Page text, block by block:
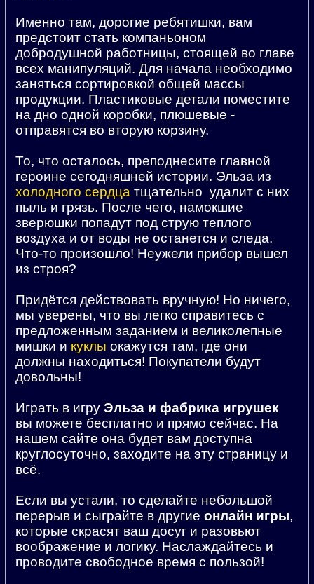
Именно там, дорогие ребятишки, вам
предстоит стать компаньоном
добродушной работницы, стоящей во главе
всех манипуляций. Для начала необходимо
заняться сортировкой общей массы
продукции. Пластиковые детали поместите
на дно одной коробки, плюшевые -
отправятся во вторую корзину.
То, что осталось, преподнесите главной
героине сегодняшней истории. Эльза из
холодного сердца тщательно удалит с них
пыль и грязь. После чего, намокшие
зверюшки попадут под струю теплого
воздуха и от воды не останется и следа.
Что-то произошло! Неужели прибор вышел
из строя?
Придётся действовать вручную! Но ничего,
мы уверены, что вы легко справитесь с
предложенным заданием и великолепные
мишки и куклы окажутся там, где они
должны находиться! Покупатели будут
довольны!
Играть в игру Эльза и фабрика игрушек
вы можете бесплатно и прямо сейчас. На
нашем сайте она будет вам доступна
круглосуточно, заходите на эту страницу и
всё.
Если вы устали, то сделайте небольшой
перерыв и сыграйте в другие онлайн игры,
которые скрасят ваш досуг и разовьют
воображение и логику. Наслаждайтесь и
проводите свободное время с пользой!